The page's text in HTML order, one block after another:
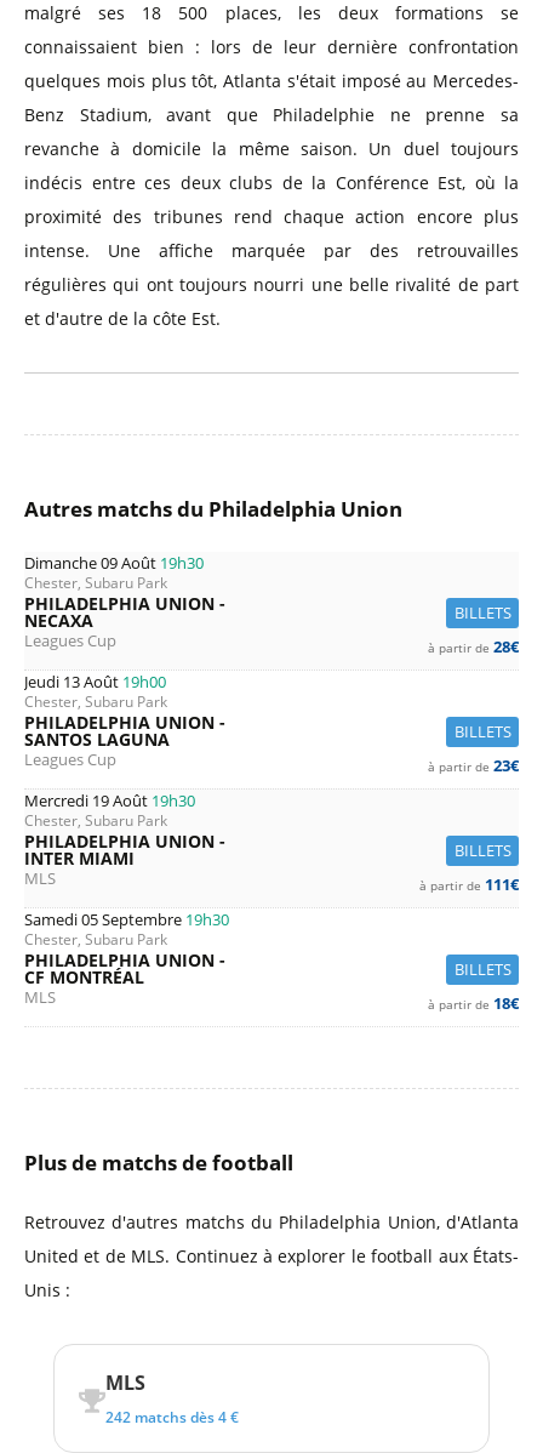
malgré ses 18 500 places, les deux formations se
connaissaient bien : lors de leur dernière confrontation
quelques mois plus tôt, Atlanta s'était imposé au Mercedes-
Benz Stadium, avant que Philadelphie ne prenne sa
revanche à domicile la même saison. Un duel toujours
indécis entre ces deux clubs de la Conférence Est, où la
proximité des tribunes rend chaque action encore plus
intense. Une affiche marquée par des retrouvailles
régulières qui ont toujours nourri une belle rivalité de part
et d'autre de la côte Est.
Autres matchs du Philadelphia Union
Dimanche 09 Août 19h30
Chester, Subaru Park
BILLETS
PHILADELPHIA UNION -
NECAXA
Leagues Cup à partir de 28€
Jeudi 13 Août 19h00
Chester, Subaru Park
BILLETS
PHILADELPHIA UNION -
SANTOS LAGUNA
Leagues Cup à partir de 23€
Mercredi 19 Août 19h30
Chester, Subaru Park
BILLETS
PHILADELPHIA UNION -
INTER MIAMI
MLS à partir de 111€
Samedi 05 Septembre 19h30
Chester, Subaru Park
BILLETS
PHILADELPHIA UNION -
CF MONTRÉAL
MLS à partir de 18€
Plus de matchs de football
Retrouvez d'autres matchs du Philadelphia Union, d'Atlanta
United et de MLS. Continuez à explorer le football aux États-
Unis :
MLS
242 matchs dès 4 €